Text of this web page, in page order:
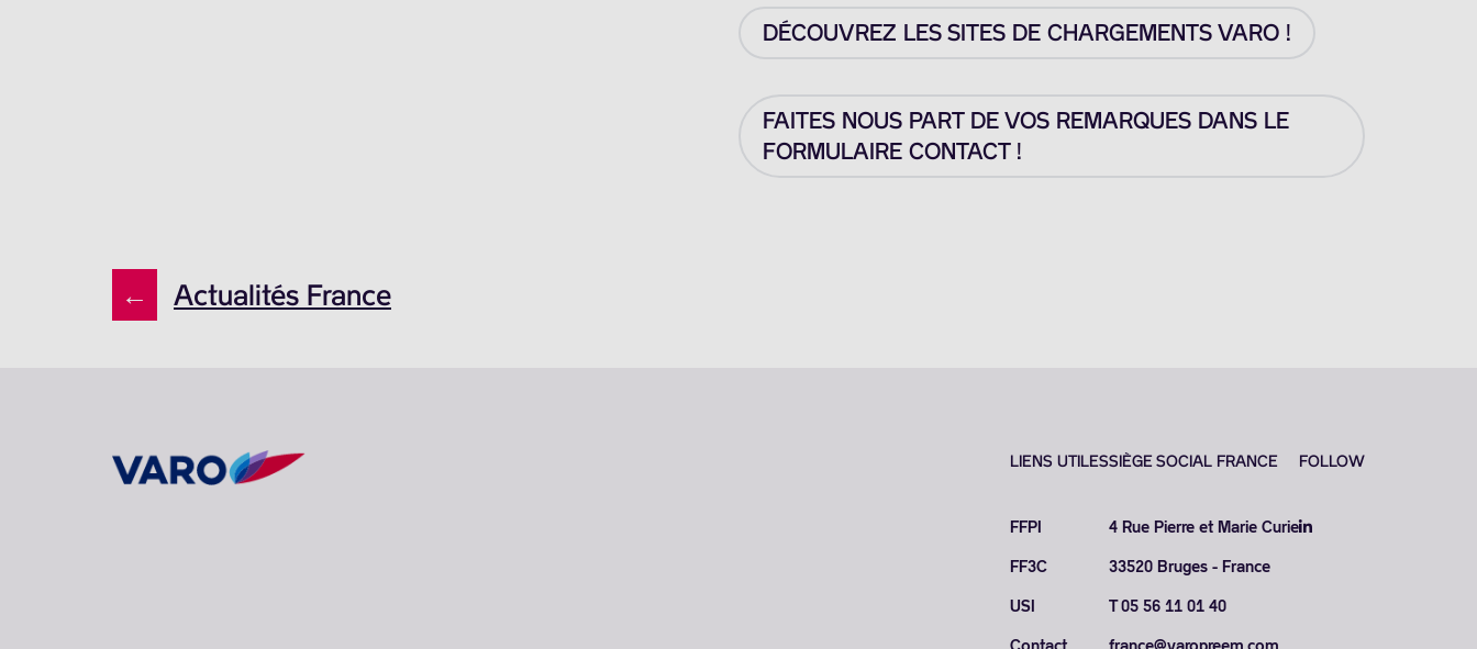
DÉCOUVREZ LES SITES DE CHARGEMENTS VARO !
FAITES NOUS PART DE VOS REMARQUES DANS LE
FORMULAIRE CONTACT !
← Actualités France
LIENS UTILES
FFPI
FF3C
USI
SIÈGE SOCIAL FRANCE
4 Rue Pierre et Marie Curie
33520 Bruges - France
T 05 56 11 01 40
FOLLOW